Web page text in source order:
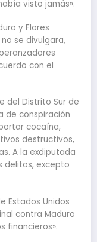
visto jamás».
y Flores
se divulgara,
con el
del Distrito Sur de
de conspiración
cocaína,
destructivos,
A la exdiputada
delitos, excepto
Estados Unidos
contra Maduro
financieros».